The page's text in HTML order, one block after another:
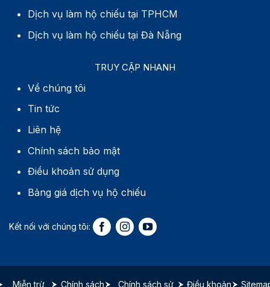
Dịch vụ làm hộ chiếu tại TPHCM
Dịch vụ làm hộ chiếu tại Đà Nẵng
TRUY CẬP NHANH
Về chúng tôi
Tin tức
Liên hệ
Chính sách bảo mật
Điều khoản sử dụng
Bảng giá dịch vụ hộ chiếu
Miễn trừ Chính sách Chính sách sử Điều khoản